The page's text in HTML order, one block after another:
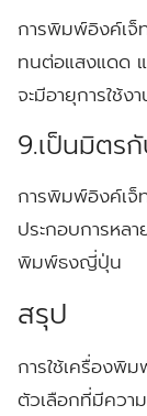
การพิมพ์อิงค์เ
ทนต่อแสงแดด
จะมีอายุการใช้ง
9.เป็นมิตร
การพิมพ์อิงค์เจ็
ประกอบการหล
พิมพ์ธงญี่ปุ่น
สรุป
การใช้เครื่องพิ
ตัวเลือกที่มีควา